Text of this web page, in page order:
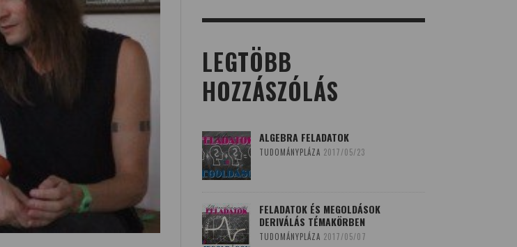
LEGTÖBB
HOZZÁSZÓLÁS
ALGEBRA FELADATOK
TUDOMÁNYPLÁZA 2017/05/23
FELADATOK ÉS MEGOLDÁSOK
DERIVÁLÁS TÉMAKÖRBEN
TUDOMÁNYPLÁZA 2017/05/07